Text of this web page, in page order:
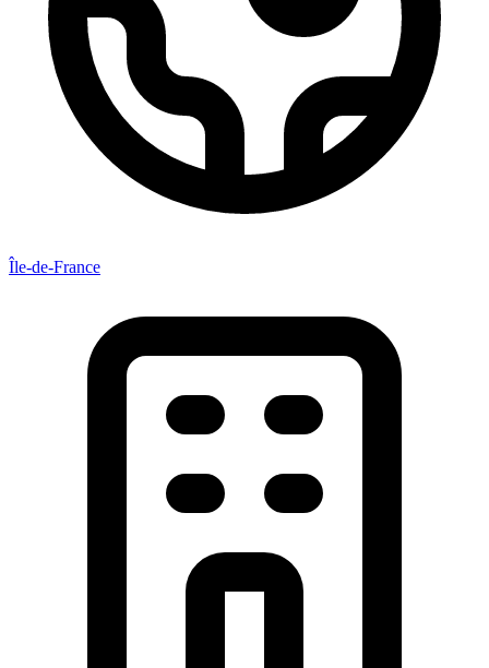
Île-de-France